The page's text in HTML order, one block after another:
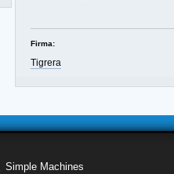
Firma:
Tigrera
Simple Machines